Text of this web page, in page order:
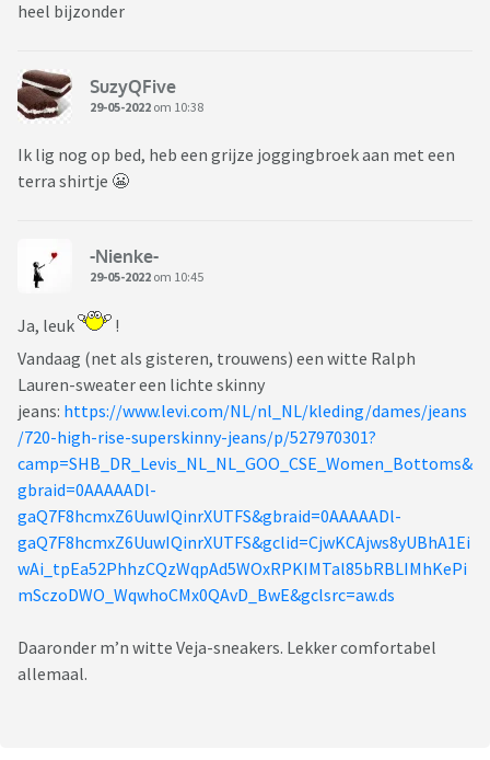
heel bijzonder
SuzyQFive
29-05-2022 om 10:38
Ik lig nog op bed, heb een grijze joggingbroek aan met een
terra shirtje 😬
-Nienke-
29-05-2022 om 10:45
Ja, leuk
!
Vandaag (net als gisteren, trouwens) een witte Ralph
Lauren-sweater een lichte skinny
jeans: https://www.levi.com/NL/nl_NL/kleding/dames/jeans
/720-high-rise-superskinny-jeans/p/527970301?
camp=SHB_DR_Levis_NL_NL_GOO_CSE_Women_Bottoms&
gbraid=0AAAAADl-
gaQ7F8hcmxZ6UuwIQinrXUTFS&gbraid=0AAAAADl-
gaQ7F8hcmxZ6UuwIQinrXUTFS&gclid=CjwKCAjws8yUBhA1Ei
wAi_tpEa52PhhzCQzWqpAd5WOxRPKIMTal85bRBLIMhKePi
mSczoDWO_WqwhoCMx0QAvD_BwE&gclsrc=aw.ds
Daaronder m’n witte Veja-sneakers. Lekker comfortabel
allemaal.